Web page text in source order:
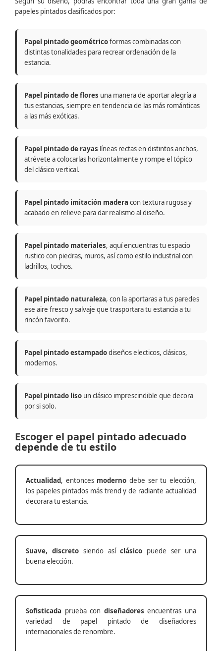
papeles pintados clasificados por:
Papel pintado geométricoformas combinadas con
distintas tonalidades para recrear ordenación de la
estancia.
Papel pintado de flores una manera de aportar alegría a
tus estancias, siempre en tendencia de las más románticas
a las más exóticas.
Papel pintado de rayas líneas rectas en distintos anchos,
atrévete a colocarlas horizontalmente y rompe el tópico
del clásico vertical.
Papel pintado imitación madera con textura rugosa y
acabado en relieve para dar realismo al diseño.
Papel pintado materiales, aquí encuentras tu espacio
rustico con piedras, muros, así como estilo industrial con
ladrillos, tochos.
Papel pintado naturaleza, con la aportaras a tus paredes
ese aire fresco y salvaje que trasportara tu estancia a tu
rincón favorito.
Papel pintado estampadodiseños electicos, clásicos,
modernos.
Papel pintado liso un clásico imprescindible que decora
por si solo.
Escoger el papel pintado adecuado
depende de tu estilo
Actualidad, entonces moderno debe ser tu elección,
los papeles pintados más trend y de radiante actualidad
decorara tu estancia.
Suave, discretosiendo asíclásico puede ser una
buena elección.
Sofisticada prueba con diseñadores encuentras una
variedad de papel pintado de diseñadores
internacionales de renombre.